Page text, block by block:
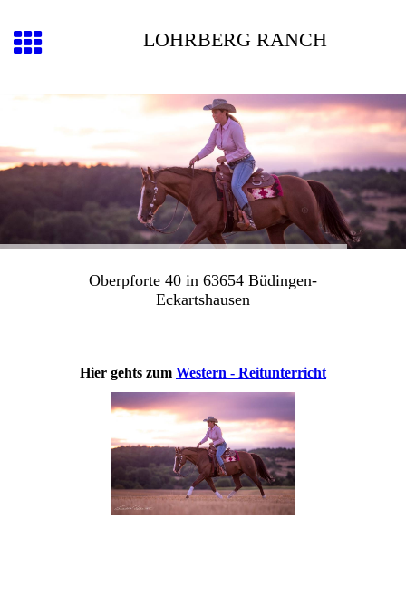
LOHRBERG RANCH
Oberpforte 40 in 63654 Büdingen-
Eckartshausen
Hier gehts zum Western - Reitunterricht